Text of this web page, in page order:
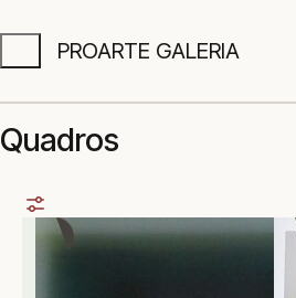
PROARTE GALERIA
Quadros